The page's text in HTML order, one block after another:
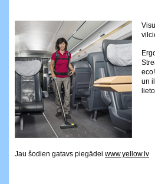
un
Jau šodien gatavs piegādei www.yellow.lv